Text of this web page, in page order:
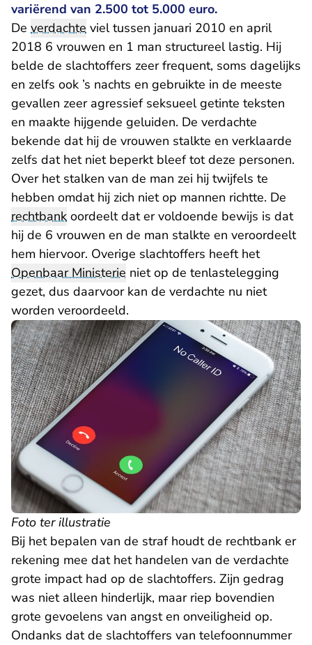
variërend van 2.500 tot 5.000 euro.
De verdachte viel tussen januari 2010 en april
2018 6 vrouwen en 1 man structureel lastig. Hij
belde de slachtoffers zeer frequent, soms dagelijks
en zelfs ook ’s nachts en gebruikte in de meeste
gevallen zeer agressief seksueel getinte teksten
en maakte hijgende geluiden. De verdachte
bekende dat hij de vrouwen stalkte en verklaarde
zelfs dat het niet beperkt bleef tot deze personen.
Over het stalken van de man zei hij twijfels te
hebben omdat hij zich niet op mannen richtte. De
rechtbank oordeelt dat er voldoende bewijs is dat
hij de 6 vrouwen en de man stalkte en veroordeelt
hem hiervoor. Overige slachtoffers heeft het
Openbaar Ministerie niet op de tenlastelegging
gezet, dus daarvoor kan de verdachte nu niet
worden veroordeeld.
Foto ter illustratie
Bij het bepalen van de straf houdt de rechtbank er
rekening mee dat het handelen van de verdachte
grote impact had op de slachtoffers. Zijn gedrag
was niet alleen hinderlijk, maar riep bovendien
grote gevoelens van angst en onveiligheid op.
Ondanks dat de slachtoffers van telefoonnummer